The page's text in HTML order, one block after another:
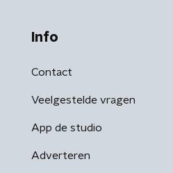
Info
Contact
Veelgestelde vragen
App de studio
Adverteren